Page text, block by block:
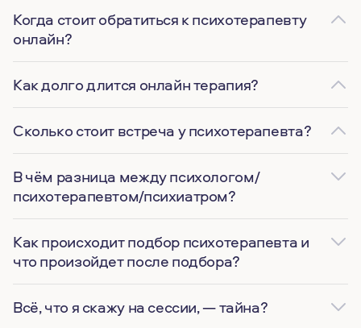
Когда стоит обратиться к психотерапевту
онлайн?
Как долго длится онлайн терапия?
Сколько стоит встреча у психотерапевта?
В чём разница между психологом/
психотерапевтом/психиатром?
Как происходит подбор психотерапевта и
что произойдет после подбора?
Всё, что я скажу на сессии, — тайна?